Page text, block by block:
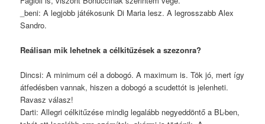
_beni: A legjobb játékosunk Di Maria lesz. A legrosszabb Alex
Sandro.
Reálisan mik lehetnek a célkitűzések a szezonra?
Dincsi: A minimum cél a dobogó. A maximum is. Tök jó, mert így
átfedésben vannak, hiszen a dobogó a scudettót is jelenheti.
Ravasz válasz!
Darti: Allegri célkitűzése mindig legalább negyeddöntő a BL-ben,